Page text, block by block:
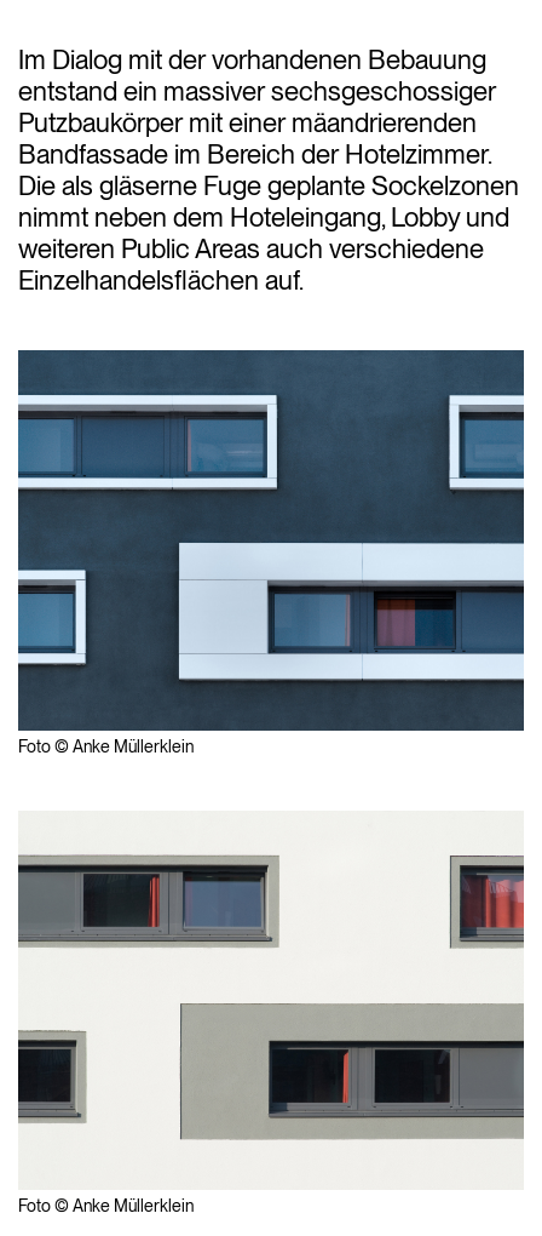
Im Dialog mit der vorhandenen Bebauung
entstand ein massiver sechsgeschossiger
Putzbaukörper mit einer mäandrierenden
Bandfassade im Bereich der Hotelzimmer.
Die als gläserne Fuge geplante Sockelzonen
nimmt neben dem Hoteleingang, Lobby und
weiteren Public Areas auch verschiedene
Einzelhandelsflächen auf.
Foto © Anke Müllerklein
Foto © Anke Müllerklein